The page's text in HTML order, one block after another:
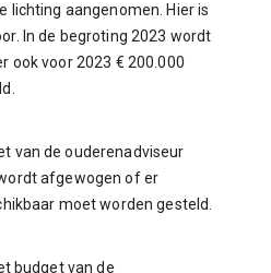
lichting aangenomen. Hier is
In de begroting 2023 wordt
ook voor 2023 € 200.000
van de ouderenadviseur
afgewogen of er
moet worden gesteld.
budget van de